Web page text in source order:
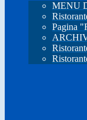
MENU
Pagina